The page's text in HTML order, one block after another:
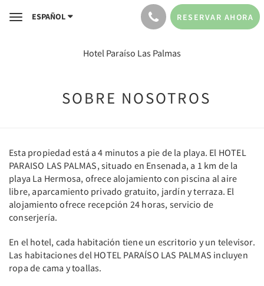
ToggleESPAÑOL RESERVAR AHORA
Hotel Paraíso Las Palmas
SOBRE NOSOTROS
Esta propiedad está a 4 minutos a pie de la playa. El HOTEL
PARAISO LAS PALMAS, situado en Ensenada, a 1 km de la
playa La Hermosa, ofrece alojamiento con piscina al aire
libre, aparcamiento privado gratuito, jardín y terraza. El
alojamiento ofrece recepción 24 horas, servicio de
conserjería.
En el hotel, cada habitación tiene un escritorio y un televisor.
Las habitaciones del HOTEL PARAÍSO LAS PALMAS incluyen
ropa de cama y toallas.